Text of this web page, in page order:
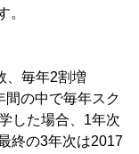
。
毎年2割増
間の中で毎年スク
した場合、1年次
終の3年次は2017